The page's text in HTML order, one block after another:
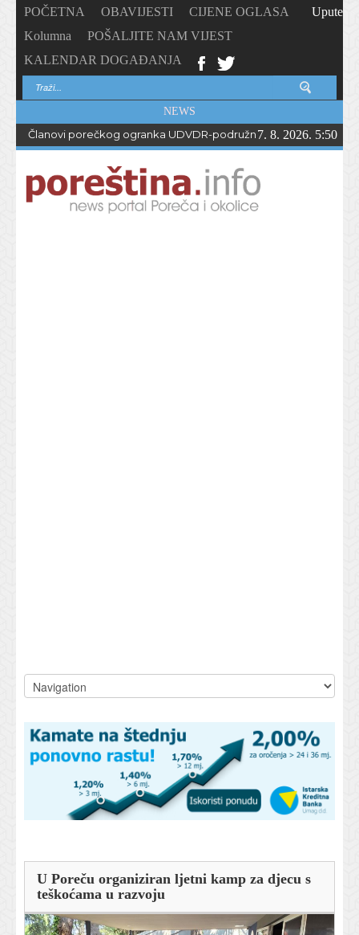
POČETNA OBAVIJESTI
CIJENE OGLASA
Kolumna
POŠALJITE NAM VIJEST
KALENDAR DOGAĐANJA
Upute
NEWS
Članovi porečkog ogranka UDVDR-podružnice Istarske
7. 8. 2026. 5:50
U Poreču organiziran ljetni kamp za djecu s
teškoćama u razvoju